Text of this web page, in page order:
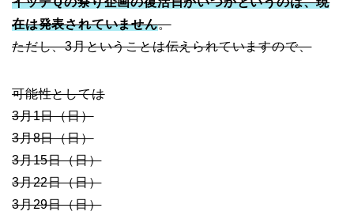
在は発表されていません。
ただし、3月ということは伝えられていますので、
可能性としては
3月1日（日）
3月8日（日）
3月15日（日）
3月22日（日）
3月29日（日）